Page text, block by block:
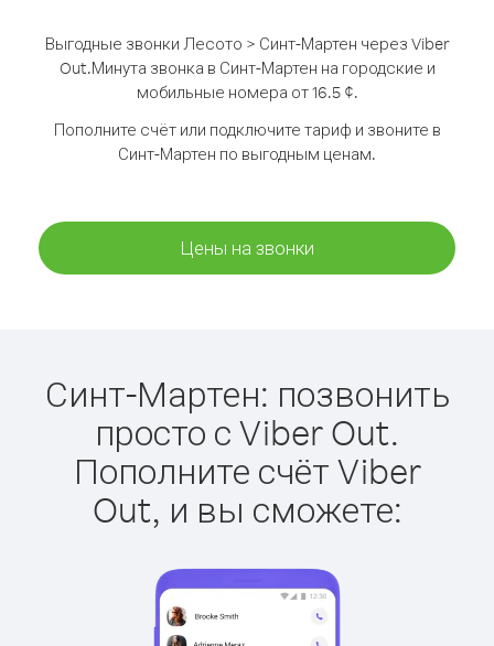
Выгодные звонки Лесото > Синт-Мартен через Viber
Out.Минута звонка в Синт-Мартен на городские и
мобильные номера от 16.5 ¢.
Пополните счёт или подключите тариф и звоните в
Синт-Мартен по выгодным ценам.
Цены на звонки
Синт-Мартен: позвонить
просто с Viber Out.
Пополните счёт Viber
Out, и вы сможете: